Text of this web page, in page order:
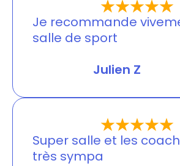
Je recommande
salle de sport
Julien Z
Super salle et les
très sympa